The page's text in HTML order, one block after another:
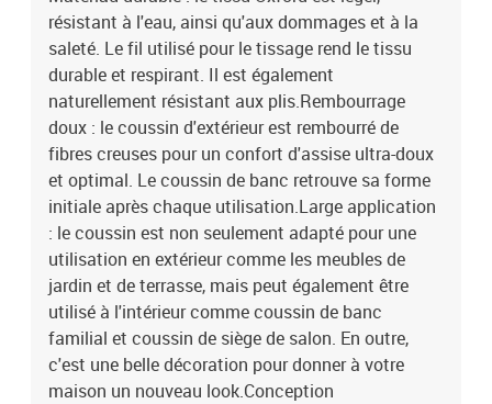
résistant à l'eau, ainsi qu'aux dommages et à la
saleté. Le fil utilisé pour le tissage rend le tissu
durable et respirant. Il est également
naturellement résistant aux plis.Rembourrage
doux : le coussin d'extérieur est rembourré de
fibres creuses pour un confort d'assise ultra-doux
et optimal. Le coussin de banc retrouve sa forme
initiale après chaque utilisation.Large application
: le coussin est non seulement adapté pour une
utilisation en extérieur comme les meubles de
jardin et de terrasse, mais peut également être
utilisé à l'intérieur comme coussin de banc
familial et coussin de siège de salon. En outre,
c'est une belle décoration pour donner à votre
maison un nouveau look.Conception